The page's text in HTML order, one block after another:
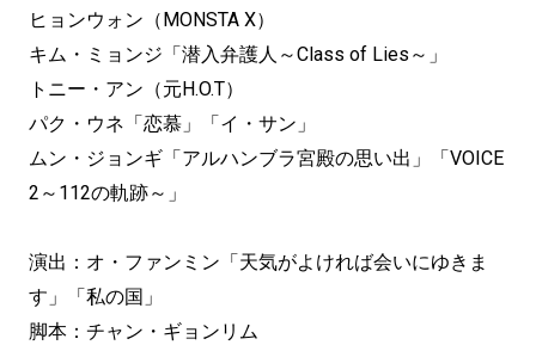
ヒョンウォン（MONSTA X）
キム・ミョンジ「潜入弁護人～Class of Lies～」
トニー・アン（元H.O.T）
パク・ウネ「恋慕」「イ・サン」
ムン・ジョンギ「アルハンブラ宮殿の思い出」「VOICE
2～112の軌跡～」
演出：オ・ファンミン「天気がよければ会いにゆきま
す」「私の国」
脚本：チャン・ギョンリム